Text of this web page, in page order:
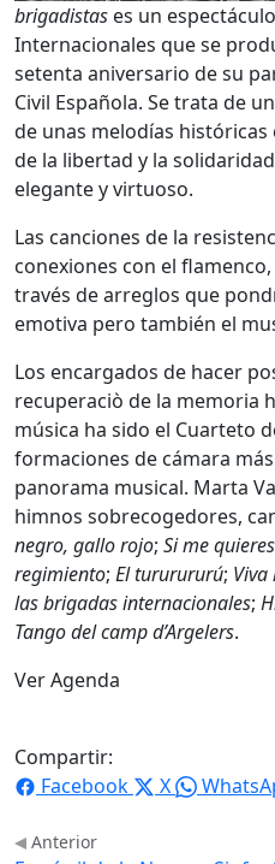
brigadistas es un
Internacionales que se
setenta aniversario de su
Civil Española. Se trata de
de unas melodías históricas
de la libertad y la
elegante y virtuoso.
Las canciones de la
conexiones con el
través de arreglos que
emotiva pero también el
Los encargados de hacer
recuperaciò de la memoria
música ha sido el Cuarteto
formaciones de cámara
panorama musical. Marta
himnos sobrecogedores,
negro, gallo rojo; Si me
regimiento; El tururururú;
las brigadas internacionales;
Tango del camp d’Argelers.
Ver Agenda
Compartir:
Facebook
X
Anterior